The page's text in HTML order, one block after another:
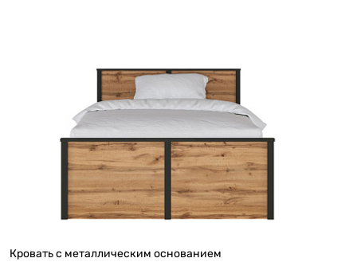
Кровать c металлическим основанием